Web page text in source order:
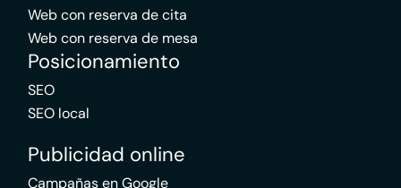
Web con reserva de cita
Web con reserva de mesa
Posicionamiento
SEO
SEO local
Publicidad online
Campañas en Google